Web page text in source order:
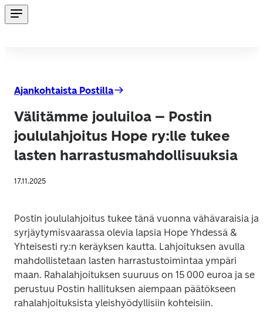
Ajankohtaista Postilla
Välitämme jouluiloa – Postin
joululahjoitus Hope ry:lle tukee
lasten harrastusmahdollisuuksia
17.11.2025
Postin joululahjoitus tukee tänä vuonna vähävaraisia ja
syrjäytymisvaarassa olevia lapsia Hope Yhdessä &
Yhteisesti ry:n keräyksen kautta. Lahjoituksen avulla
mahdollistetaan lasten harrastustoimintaa ympäri
maan. Rahalahjoituksen suuruus on 15 000 euroa ja se
perustuu Postin hallituksen aiempaan päätökseen
rahalahjoituksista yleishyödyllisiin kohteisiin.